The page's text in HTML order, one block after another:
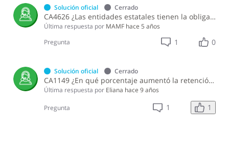
Solución oficial Cerrado
CA4626 ¿Las entidades estatales tienen la obligación de presentar y pagar el Impuesto Sustitutivo sobre Retribuciones Complementarias?
Última respuesta por MAMF hace 5 años
Pregunta
1 0
Solución oficial Cerrado
CA1149 ¿En qué porcentaje aumentó la retención aplicable a los premios o ganancias obtenidas en máquinas tragamonedas en el 2012?
Última respuesta por Eliana hace 9 años
Pregunta 1 1